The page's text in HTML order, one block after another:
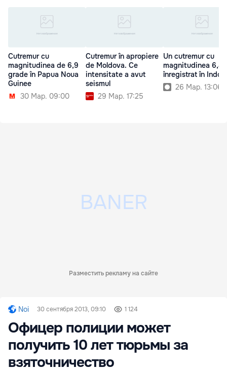
Cutremur cu
magnitudinea de 6,9
grade în Papua Noua
Guinee
30 Мар. 09:00
Cutremur în apropiere
de Moldova. Ce
intensitate a avut
seismul
29 Мар. 17:25
Un cutremur cu
magnitudinea 6,4
înregistrat în
26 Мар. 13:06
Разместить рекламу на сайте
Noi 30 сентября 2013, 09:10 1 124
Офицер полиции может
получить 10 лет тюрьмы за
взяточничество